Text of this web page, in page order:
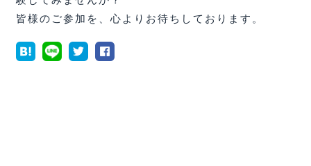
皆様のご参加を、心よりお待ちしております。